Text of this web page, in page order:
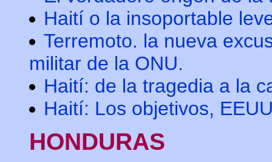
Haití o la insoportable
Terremoto. la nueva
militar de la ONU.
Haití: de la tragedia a la
Haití: Los objetivos,
HONDURAS